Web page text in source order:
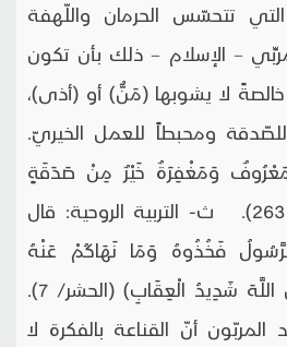
تتحسّس الحرمان واللّهفة
– الإسلام – ذلك بأن تكون
خالصةً لا يشوبها (مَنٌّ) أو (أذى)،
ومحبطاً للعمل الخيريّ.
وَمَغْفِرَةٌ خَيْرٌ مِنْ صَدَقَةٍ
يَتْبَعُهَا أَذًى) (البقرة/ 263). ث- التربية الروحية: قال
فَخُذُوهُ وَمَا نَهَاكُمْ عَنْهُ
فَانْتَهُوا وَاتَّقُوا اللَّهَ إِنَّ اللَّهَ شَدِيدُ الْعِقَابِ) (الحشر/ 7).
المربّون أنّ القناعة بالفكرة لا